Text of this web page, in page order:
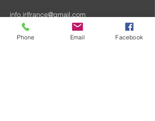
info.irlfrance@gmail.com
260 chemin Peyre De La Sal
Phone Email Facebook